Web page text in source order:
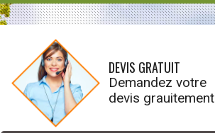
DEVIS GRATUIT
Demandez votre
devis grauitement